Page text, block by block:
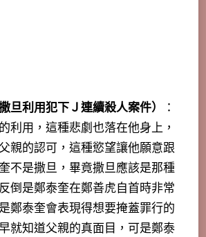
旦利用犯下Ｊ連續殺人案件）
：
利用，這種悲劇也落在他身上，
親的認可， 這種慾望讓他願意跟
不是撒旦，畢竟撒旦應該是那種
倒是鄭泰奎在鄭善虎自首時非常
鄭泰奎會表現得想要掩蓋罪行的
就知道父親的真面目，可是鄭泰